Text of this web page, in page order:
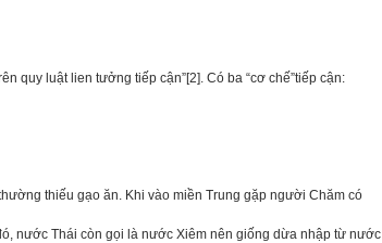
quy luật lien tưởng tiếp cận”[2]. Có ba “cơ chế”tiếp cận:
thiếu gạo ăn. Khi vào miền Trung gặp người Chăm có
nước Thái còn gọi là nước Xiêm nên giống dừa nhập từ nước